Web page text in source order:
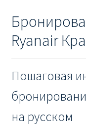
Ryanair
Пошаговая
на русском